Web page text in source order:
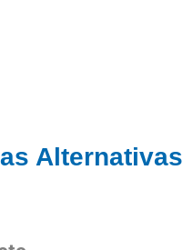
Alternativas